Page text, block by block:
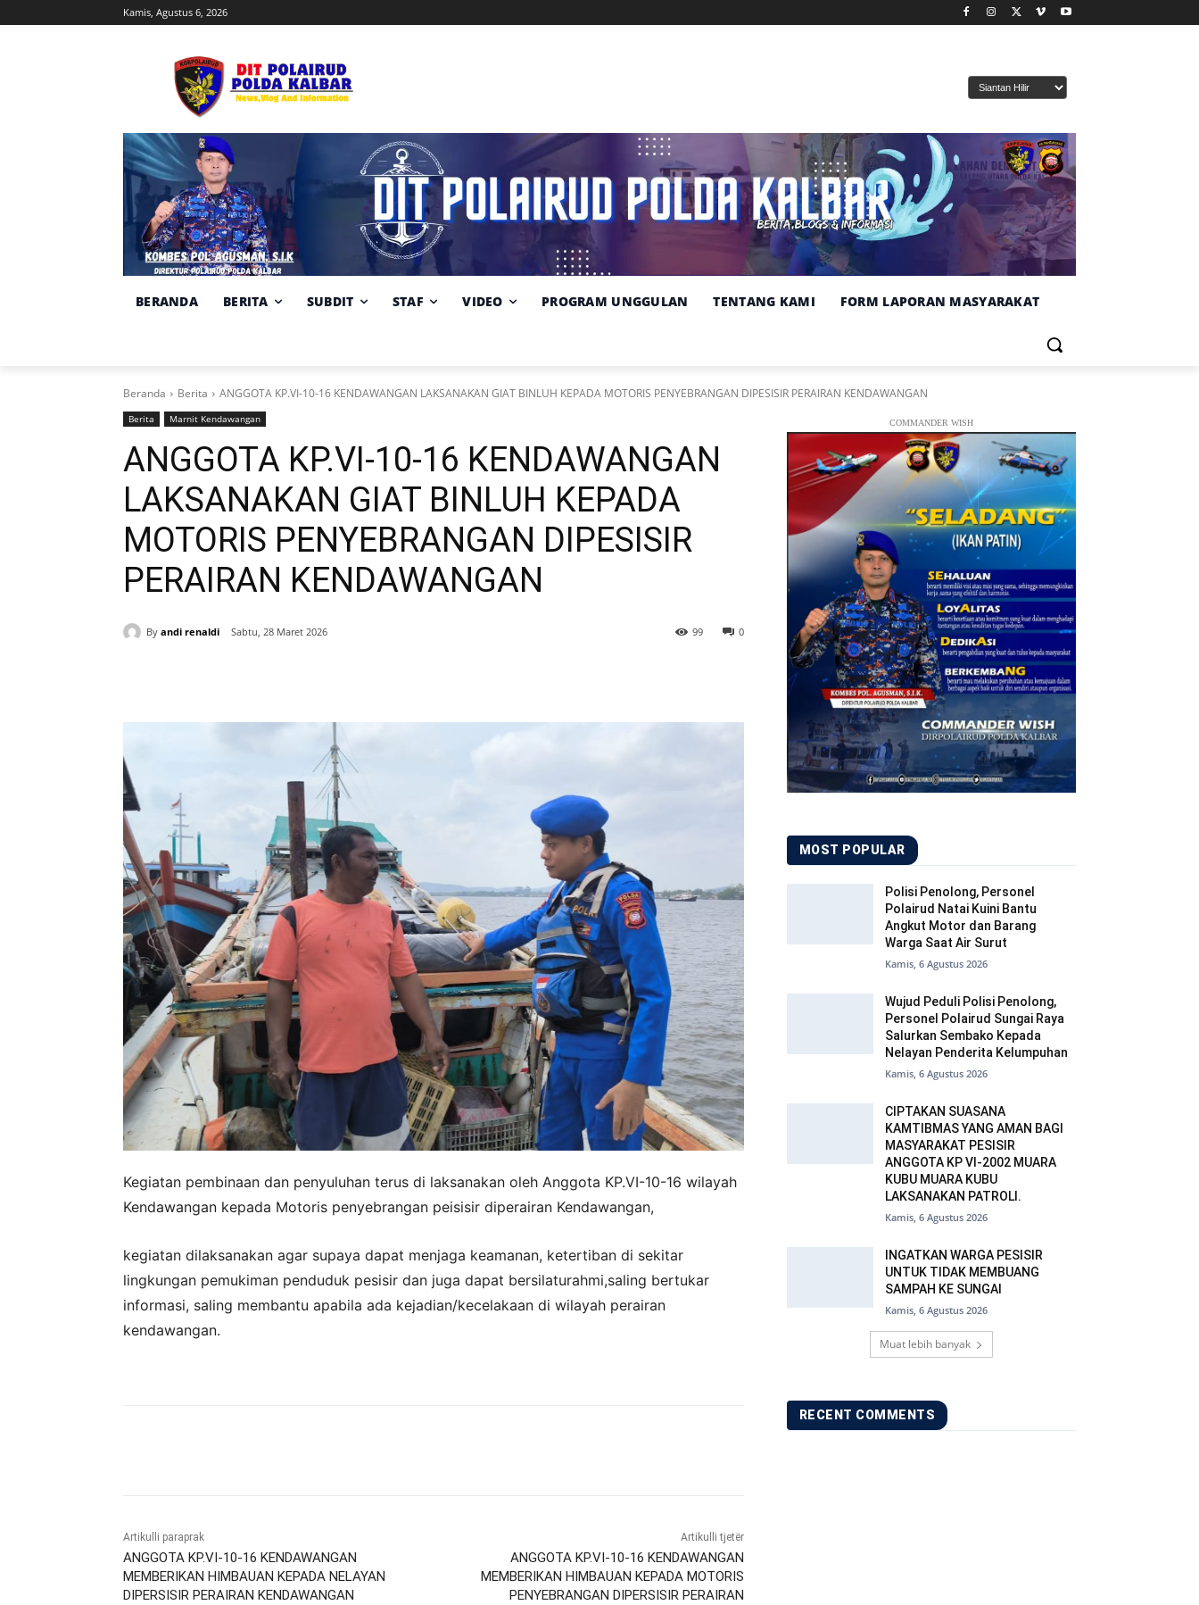
Kamis, Agustus 6, 2026
cuaca
BERANDA BERITA SUBDIT STAF VIDEO PROGRAM UNGGULAN TENTANG KAMI FORM LAPORAN MASYARAKAT
Beranda Berita ANGGOTA KP.VI-10-16 KENDAWANGAN LAKSANAKAN GIAT BINLUH KEPADA MOTORIS PENYEBRANGAN DIPESISIR PERAIRAN KENDAWANGAN
Berita Marnit Kendawangan
ANGGOTA KP.VI-10-16 KENDAWANGAN
LAKSANAKAN GIAT BINLUH KEPADA
MOTORIS PENYEBRANGAN DIPESISIR
PERAIRAN KENDAWANGAN
By andi renaldi Sabtu, 28 Maret 2026 0
99
Kegiatan pembinaan dan penyuluhan terus di laksanakan oleh Anggota KP.VI-10-16 wilayah
Kendawangan kepada Motoris penyebrangan peisisir diperairan Kendawangan,
kegiatan dilaksanakan agar supaya dapat menjaga keamanan, ketertiban di sekitar
lingkungan pemukiman penduduk pesisir dan juga dapat bersilaturahmi,saling bertukar
informasi, saling membantu apabila ada kejadian/kecelakaan di wilayah perairan
kendawangan.
Artikulli paraprak
ANGGOTA KP.VI-10-16 KENDAWANGAN
MEMBERIKAN HIMBAUAN KEPADA NELAYAN
DIPERSISIR PERAIRAN KENDAWANGAN
Artikulli tjetër
ANGGOTA KP.VI-10-16 KENDAWANGAN
MEMBERIKAN HIMBAUAN KEPADA MOTORIS
PENYEBRANGAN DIPERSISIR PERAIRAN
COMMANDER WISH
MOST POPULAR
Polisi Penolong, Personel
Polairud Natai Kuini Bantu
Angkut Motor dan Barang
Warga Saat Air Surut
Kamis, 6 Agustus 2026
Wujud Peduli Polisi Penolong,
Personel Polairud Sungai Raya
Salurkan Sembako Kepada
Nelayan Penderita Kelumpuhan
Kamis, 6 Agustus 2026
CIPTAKAN SUASANA
KAMTIBMAS YANG AMAN BAGI
MASYARAKAT PESISIR
ANGGOTA KP VI-2002 MUARA
KUBU MUARA KUBU
LAKSANAKAN PATROLI.
Kamis, 6 Agustus 2026
INGATKAN WARGA PESISIR
UNTUK TIDAK MEMBUANG
SAMPAH KE SUNGAI
Kamis, 6 Agustus 2026
Muat lebih banyak
RECENT COMMENTS